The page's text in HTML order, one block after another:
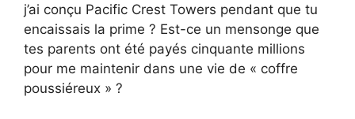
j’ai conçu Pacific Crest Towers pendant que tu
encaissais la prime ? Est-ce un mensonge que
tes parents ont été payés cinquante millions
pour me maintenir dans une vie de « coffre
poussiéreux » ?